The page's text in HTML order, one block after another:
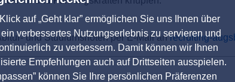
auf „Geht klar” ermöglichen Sie uns Ihnen über
verbessertes Nutzungserlebnis zu servieren und
zu verbessern. Damit können wir Ihnen
Empfehlungen auch auf Drittseiten ausspielen.
können Sie Ihre persönlichen Präferenzen
und Studiumsnoten per E-Mail anrecruiting-